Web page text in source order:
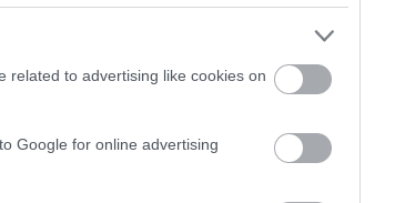
related to advertising like cookies on
Google for online advertising